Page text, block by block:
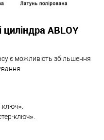
ABLOY
є можливість збільшення
ключ».